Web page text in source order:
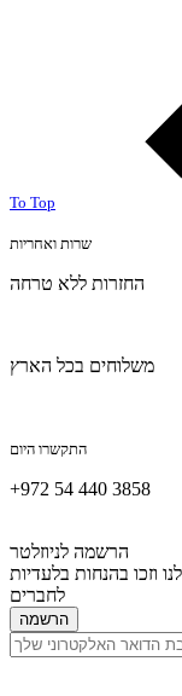
To Top
שרות ואחריות
החזרות ללא טרחה
משלוחים בכל הארץ
התקשרו היום
+972 54 440 3858
הרשמה לניוזלטר
וזכו בהנחות בלעדיות
לחברים
הרשמה